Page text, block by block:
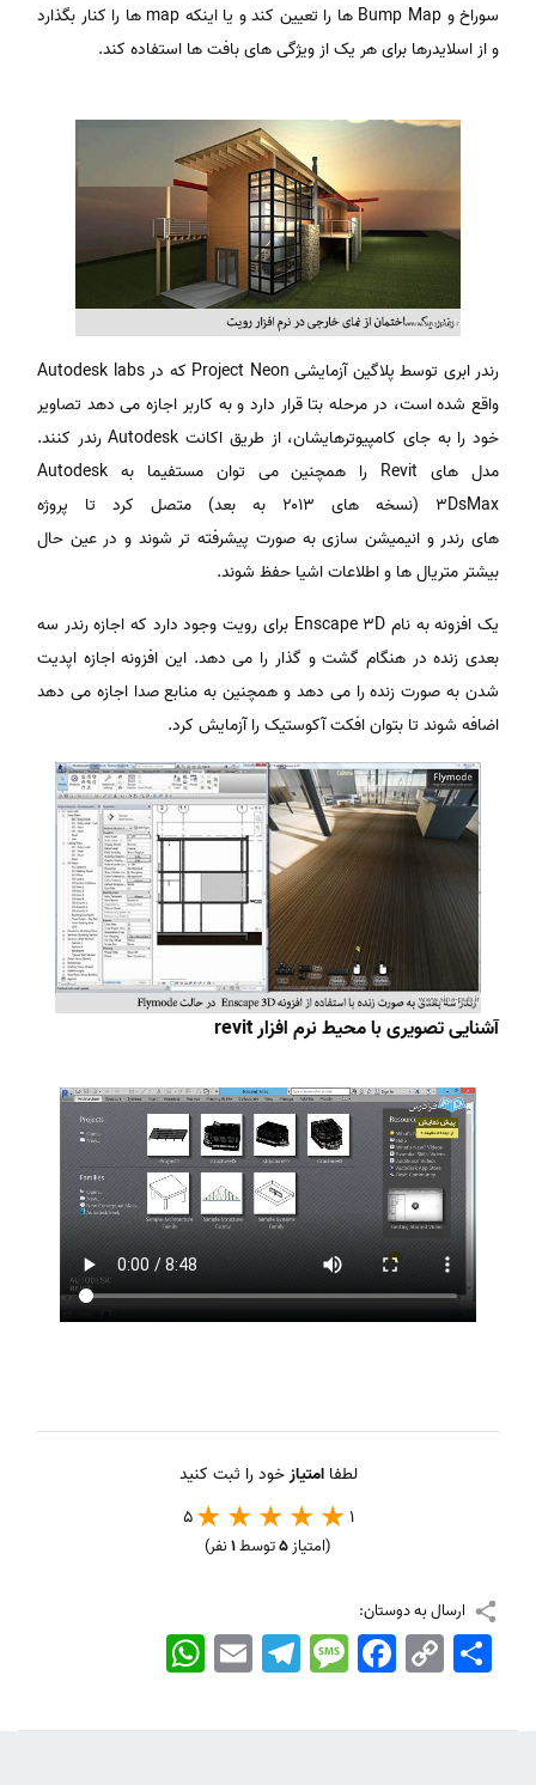
سوراخ و Bump Map ها را تعیین کند و یا اینکه map ها را کنار بگذارد
و از اسلایدرها برای هر یک از ویژگی های بافت ها استفاده کند.
رندر ابری توسط پلاگین آزمایشی Project Neon که در Autodesk labs
واقع شده است، در مرحله بتا قرار دارد و به کاربر اجازه می دهد تصاویر
خود را به جای کامپیوترهایشان، از طریق اکانت Autodesk رندر کنند.
مدل های Revit را همچنین می توان مستفیما به Autodesk
3DsMax (نسخه های ۲۰۱۳ به بعد) متصل کرد تا پروژه
های رندر و انیمیشن سازی به صورت پیشرفته تر شوند و در عین حال
بیشتر متریال ها و اطلاعات اشیا حفظ شوند.
یک افزونه به نام Enscape 3D برای رویت وجود دارد که اجازه رندر سه
بعدی زنده در هنگام گشت و گذار را می دهد. این افزونه اجازه اپدیت
شدن به صورت زنده را می دهد و همچنین به منابع صدا اجازه می دهد
اضافه شوند تا بتوان افکت آکوستیک را آزمایش کرد.
آشنایی تصویری با محیط نرم افزار revit
لطفاامتیازخود را ثبت کنید
1
5
(امتیاز5توسط1نفر)
ارسال به دوستان:
WhatsApp EmailTelegramMessageFacebook Copy
Link
اشتراک